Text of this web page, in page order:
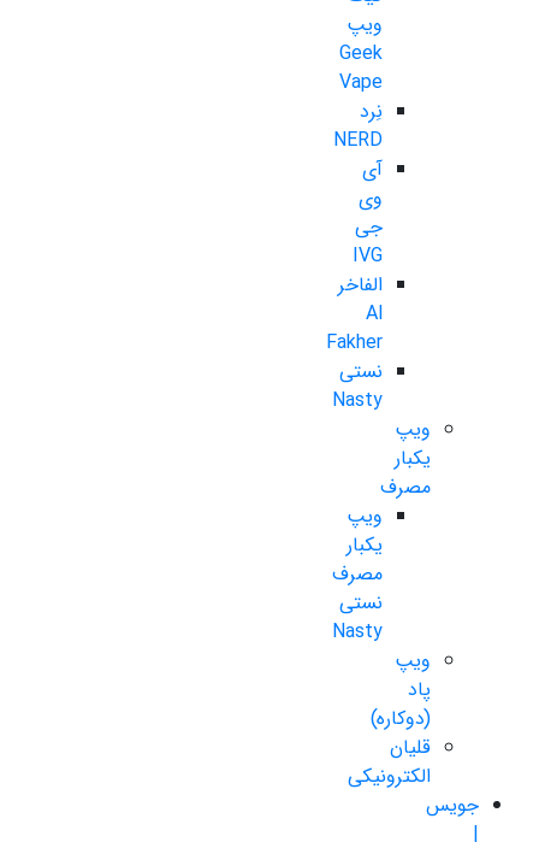
ویپ
Geek
Vape
نِرد
NERD
آی
وی
جی
IVG
الفاخر
Al
Fakher
نستی
Nasty
ویپ
یکبار
مصرف
ویپ
یکبار
مصرف
نستی
Nasty
ویپ
پاد
(دوکاره)
قلیان
الکترونیکی
جویس
|